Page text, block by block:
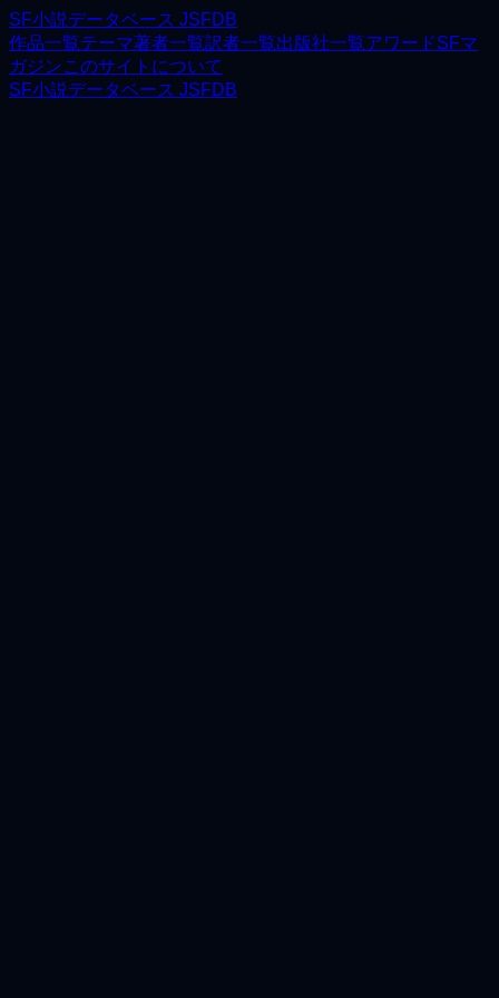
SF小説データベース JSFDB
作品一覧テーマ著者一覧訳者一覧出版社一覧アワードSFマ
ガジンこのサイトについて
SF小説データベース JSFDB